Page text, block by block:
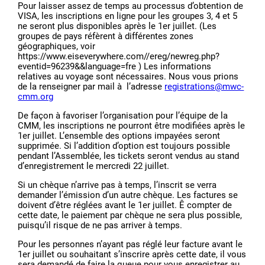
Pour laisser assez de temps au processus d’obtention de
VISA, les inscriptions en ligne pour les groupes 3, 4 et 5
ne seront plus disponibles après le 1er juillet. (Les
groupes de pays réfèrent à différentes zones
géographiques, voir
https://www.eiseverywhere.com//ereg/newreg.php?
eventid=96239&&language=fre ) Les informations
relatives au voyage sont nécessaires. Nous vous prions
de la renseigner par mail à l’adresse registrations@mwc-
cmm.org
De façon à favoriser l’organisation pour l’équipe de la
CMM, les inscriptions ne pourront être modifiées après le
1er juillet. L’ensemble des options impayées seront
supprimée. Si l’addition d’option est toujours possible
pendant l’Assemblée, les tickets seront vendus au stand
d’enregistrement le mercredi 22 juillet.
Si un chèque n’arrive pas à temps, l’inscrit se verra
demander l’émission d’un autre chèque. Les factures se
doivent d’être réglées avant le 1er juillet. Ê compter de
cette date, le paiement par chèque ne sera plus possible,
puisqu’il risque de ne pas arriver à temps.
Pour les personnes n’ayant pas réglé leur facture avant le
1er juillet ou souhaitant s’inscrire après cette date, il vous